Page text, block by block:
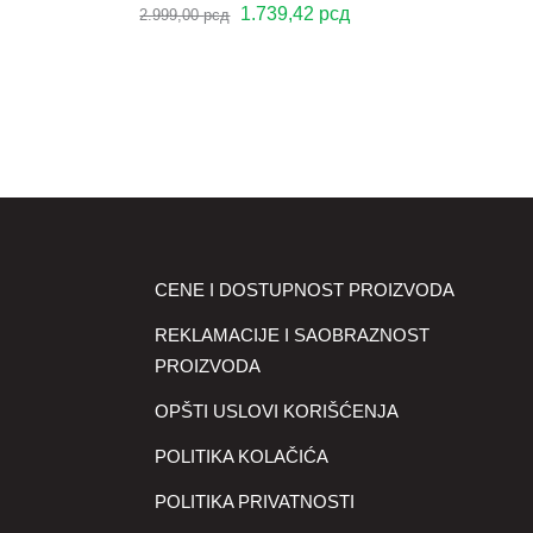
2.999,00рсд
Оригинална
1.739,42 рсд
CENE I DOSTUPNOST PROIZVODA
REKLAMACIJE I SAOBRAZNOST
PROIZVODA
OPŠTI USLOVI KORIŠĆENJA
POLITIKA KOLAČIĆA
POLITIKA PRIVATNOSTI